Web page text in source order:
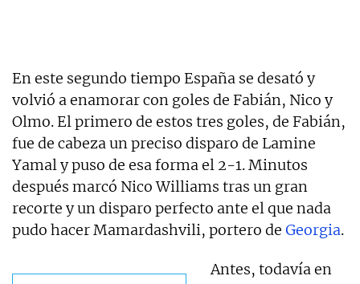
En este segundo tiempo España se desató y
volvió a enamorar con goles de Fabián, Nico y
Olmo. El primero de estos tres goles, de Fabián,
fue de cabeza un preciso disparo de Lamine
Yamal y puso de esa forma el 2-1. Minutos
después marcó Nico Williams tras un gran
recorte y un disparo perfecto ante el que nada
pudo hacer Mamardashvili, portero de Georgia.
Antes, todavía en